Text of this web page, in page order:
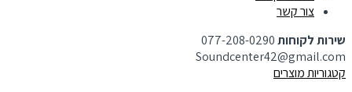
צור קשר
שירות לקוחות077-208-0290
Soundcenter42@gmail.com
קטגוריות מוצרים